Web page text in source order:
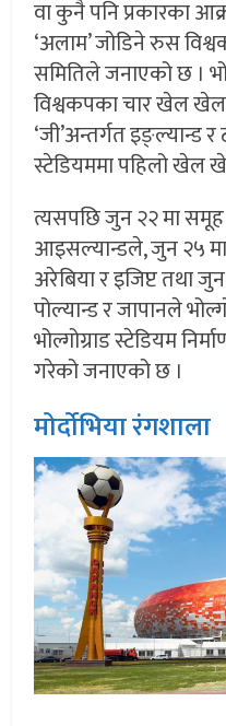
वा कुनै पनि प्रकारका
‘अलाम’ जोडिने रुस
समितिले जनाएको छ ।
विश्वकपका चार खेल
‘जी’अन्तर्गत इङ्ल्यान्ड र
स्टेडियममा पहिलो खेल
त्यसपछि जुन २२ मा समूह
आइसल्यान्डले, जुन २५
अरेबिया र इजिप्ट तथा
पोल्यान्ड र जापानले
भोल्गोग्राड स्टेडियम
गरेको जनाएको छ ।
मोर्दोभिया रंगशाला